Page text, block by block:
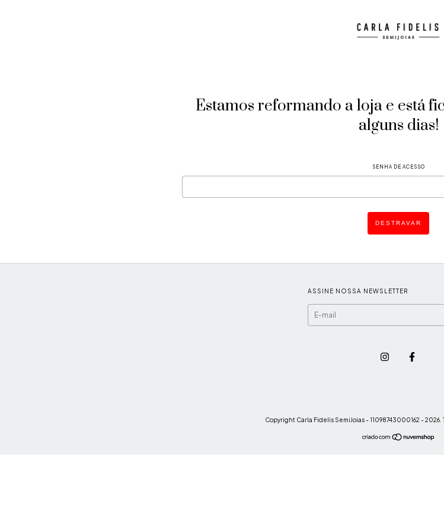
Estamos reformando a loja e está
alguns dias!
SENHA DE ACESSO
DESTRAVAR
ASSINE NOSSA NEWSLETTER
Copyright Carla Fidelis SemiJoias - 11098743000162 - 2026.